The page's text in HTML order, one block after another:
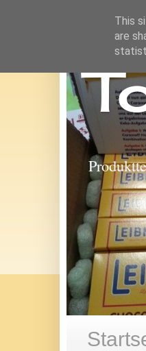
This
are